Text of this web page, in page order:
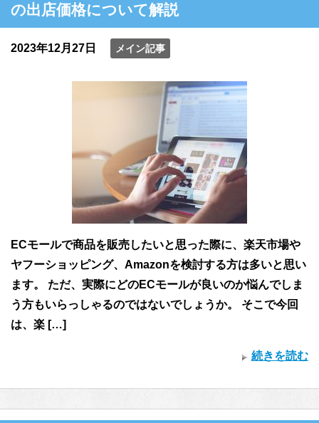
の出店価格について解説
2023年12月27日 メイン記事
ECモールで商品を販売したいと思った際に、楽天市場や
ヤフーショッピング、Amazonを検討する方は多いと思い
ます。 ただ、実際にどのECモールが良いのか悩んでしま
う方もいらっしゃるのではないでしょうか。 そこで今回
は、楽 […]
続きを読む